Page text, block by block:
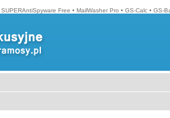
SUPERAntiSpyware Free • MailWasher Pro • GS-Calc • GS-